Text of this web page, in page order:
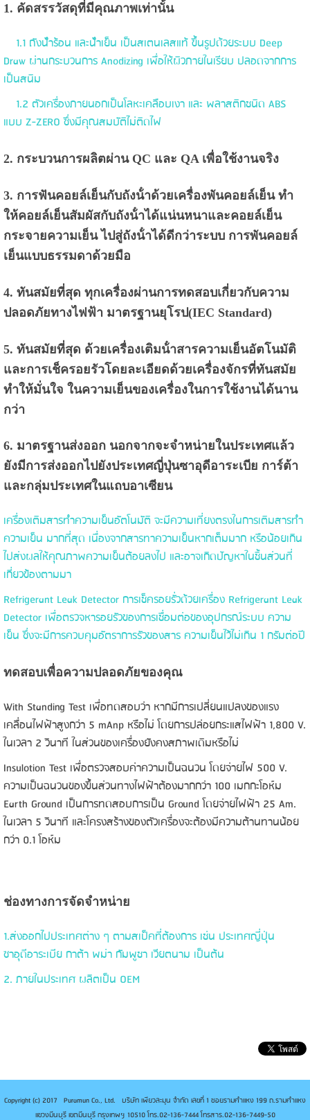
1. คัดสรรวัสดุที่มีคุณภาพเท่านั้น
1.1 ถังน้ําร้อน และน้ําเย็น เป็นสเตนเลสแท้ ขึ้นรูปด้วยระบบ Deep
Draw ผ่านกระบวนการ Anodizing เพื่อให้ผิวภายในเรียบ ปลอดจากการ
เป็นสนิม
1.2 ตัวเครื่องภายนอกเป็นโลหะเคลือบเงา และ พลาสติกชนิด ABS
แบบ Z-ZERO ซึ่งมีคุณสมบัติไม่ติดไฟ
2. กระบวนการผลิตผ่าน QC และ QA เพื่อใช้งานจริง
3. การฟันคอยล์เย็นกับถังน้ําด้วยเครื่องพันคอยล์เย็น ทํา
ให้คอยล์เย็นสัมผัสกับถังน้ําได้แน่นหนาและคอยล์เย็น
กระจายความเย็น ไปสู่ถังน้ําได้ดีกว่าระบบ การพันคอยล์
เย็นแบบธรรมดาด้วยมือ
4. ทันสมัยที่สุด ทุกเครื่องผ่านการทดสอบเกี่ยวกับความ
ปลอดภัยทางไฟฟ้า มาตรฐานยุโรป(IEC Standard)
5. ทันสมัยที่สุด ด้วยเครื่องเติมน้ําสารความเย็นอัตโนมัติ
และการเช็ครอยรัวโดยละเอียดด้วยเครื่องจักรที่ทันสมัย
ทําให้มั่นใจ ในความเย็นของเครื่องในการใช้งานได้นาน
กว่า
6. มาตรฐานส่งออก นอกจากจะจําหน่ายในประเทศแล้ว
ยังมีการส่งออกไปยังประเทศญี่ปุ่นซาอุดีอาระเบีย การ์ต้า
และกลุ่มประเทศในแถบอาเซียน
เครื่องเติมสารทําความเย็นอัตโนมัติ จะมีความเที่ยงตรงในการเติมสารทํา
ความเย็น มากที่สุด เนื่องจากสารทาความเย็นหากเต็มมาก หรือน้อยเกิน
ไปส่งผลให้คุณภาพความเย็นต้อยลงไป และอาจเกิดปัญหาในชิ้นส่วนที่
เกี่ยวข้องตามมา
Refrigerant Leak Detector การเช็ครอยรั่วด้วยเครื่อง Refrigerant Leak
Detector เพื่อตรวจหารอยรัวของการเชื่อมต่อของอุปกรณ์ระบบ ความ
เย็น ซึ่งจะมีการควบคุมอัตราการรัวของสาร ความเย็นไว้ไม่เกิน 1 กรัมต่อปี
ทดสอบเพื่อความปลอดภัยของคุณ
With Standing Test เพื่อทดสอบว่า หากมีการเปลี่ยนแปลงของแรง
เคลื่อนไฟฟ้าสูงกว่า 5 mAnp หรือไม่ โดยการปล่อยกระแสไฟฟ้า 1,800 V.
ในเวลา 2 วินาที ในส่วนของเครื่องยังคงสภาพเดิมหรือไม่
Insulotion Test เพื่อตรวจสอบค่าความเป็นฉนวน โดยจ่ายไฟ 500 V.
ความเป็นฉนวนของขึ้นส่วนทางไฟฟ้าต้องมากกว่า 100 เมกกะโอห์ม
Earth Ground เป็นการทดสอบการเป็น Ground โดยจ่ายไฟฟ้า 25 Am.
ในเวลา 5 วินาที และโครงสร้างของตัวเครื่องจะต้องมีความต้านทานน้อย
กว่า 0.1 โอห์ม
ช่องทางการจัดจําหน่าย
1.ส่งออกไปประเทศต่าง ๆ ตามสเป็คที่ต้องการ เช่น ประเทศญี่ปุ่น
ซาอุดีอาระเบีย กาต้า พม่า กัมพูชา เวียตนาม เป็นต้น
2. ภายในประเทศ ผลิตเป็น OEM
Copyright (c) 2017 Puramun Co., Ltd. บริษัท เพียวละมุน จำกัด เลขที่ 1 ซอยรามคำแหง 199 ถ.รามคำแหง
แขวงมีนบุรี เขตมีนบุรี กรุงเทพฯ 10510 โทร.02-136-7444 โทรสาร.02-136-7449-50